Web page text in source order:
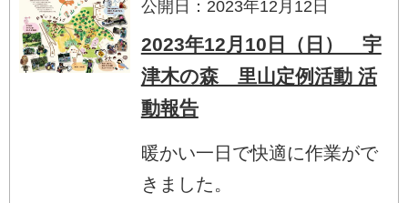
公開日：2023年12月12日
2023年12月10日（日） 宇
津木の森 里山定例活動 活
動報告
暖かい一日で快適に作業がで
きました。